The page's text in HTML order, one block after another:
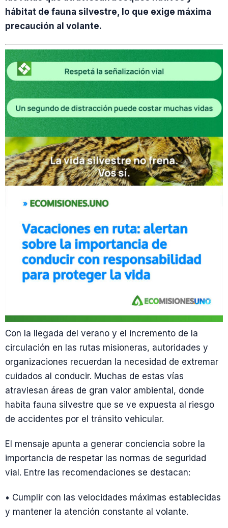
hábitat de fauna silvestre, lo que exige máxima
precaución al volante.
Con la llegada del verano y el incremento de la
circulación en las rutas misioneras, autoridades y
organizaciones recuerdan la necesidad de extremar
cuidados al conducir. Muchas de estas vías
atraviesan áreas de gran valor ambiental, donde
habita fauna silvestre que se ve expuesta al riesgo
de accidentes por el tránsito vehicular.
El mensaje apunta a generar conciencia sobre la
importancia de respetar las normas de seguridad
vial. Entre las recomendaciones se destacan:
• Cumplir con las velocidades máximas establecidas
y mantener la atención constante al volante.